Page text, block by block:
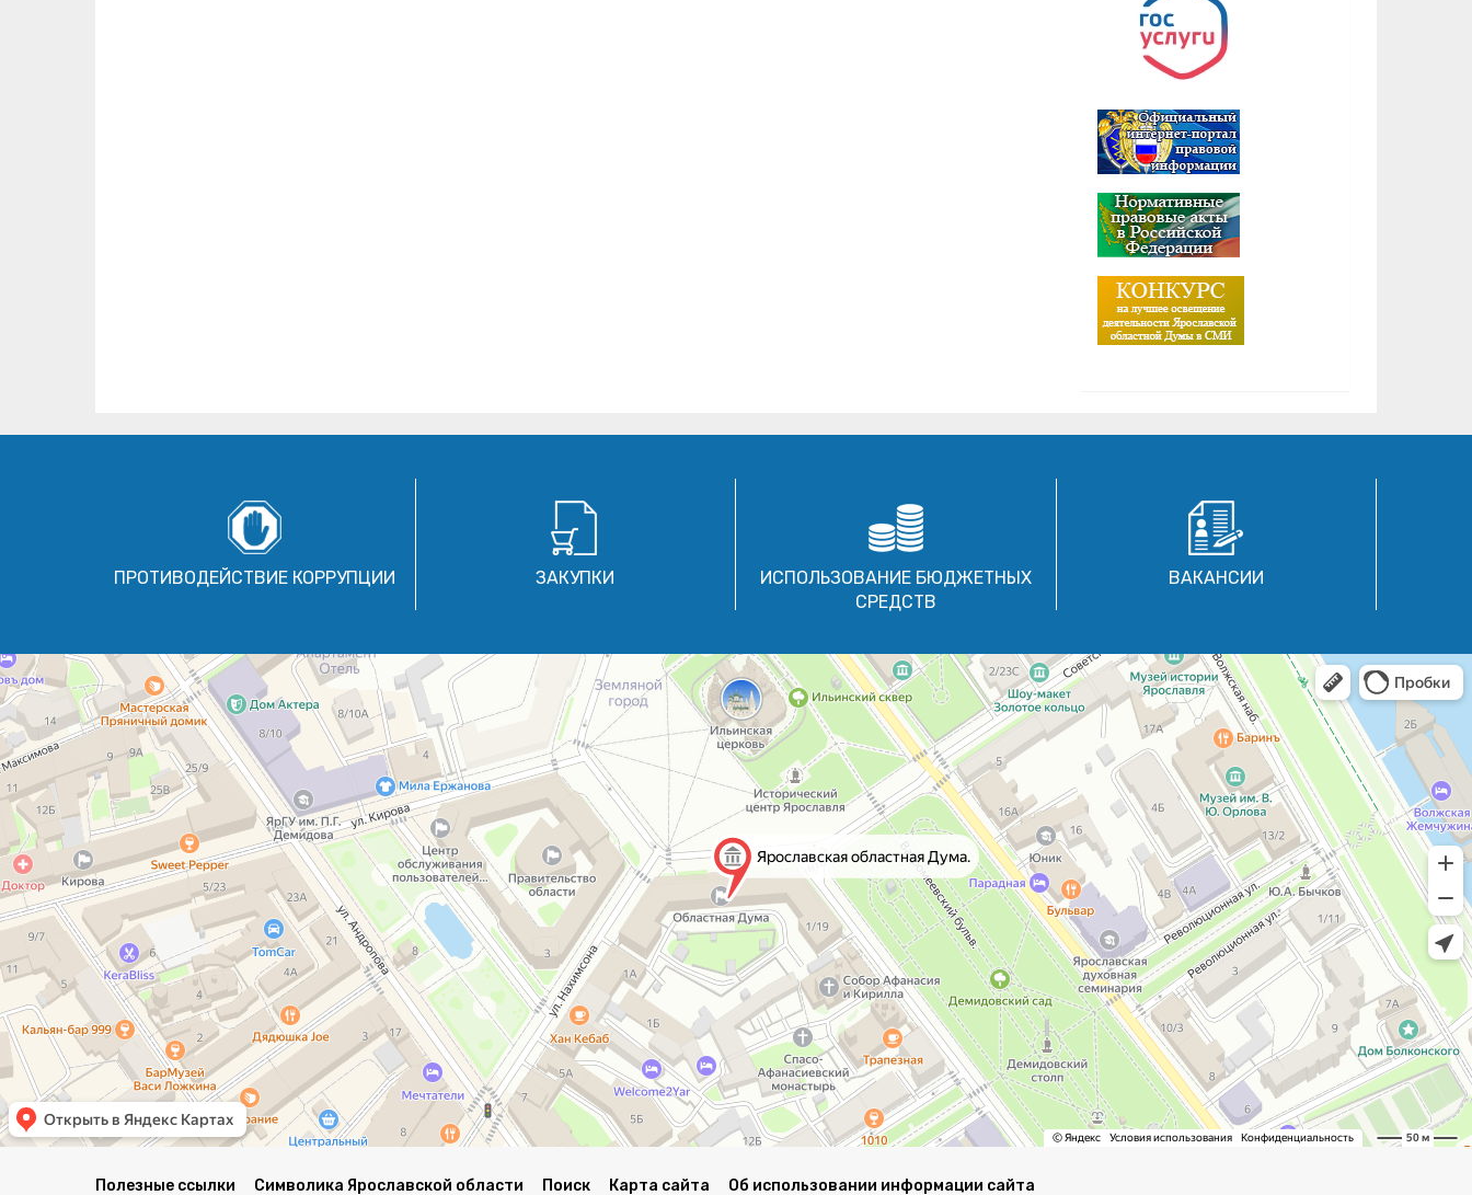
ПРОТИВОДЕЙСТВИЕ КОРРУПЦИИ ЗАКУПКИ
ИСПОЛЬЗОВАНИЕ БЮДЖЕТНЫХ
СРЕДСТВ
ВАКАНСИИ
Полезные ссылки Символика Ярославской области Поиск Карта сайта Об использовании информации сайта